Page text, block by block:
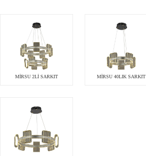
MİRSU 2Lİ SARKIT MİRSU 40LIK SARKIT